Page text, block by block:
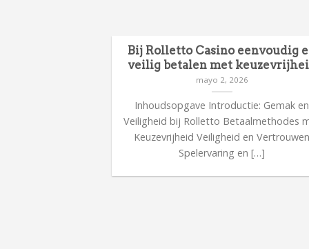
Bij Rolletto Casino eenvoudig
veilig betalen met
mayo 2, 2026
Inhoudsopgave Introductie: Gemak en
Veiligheid bij Rolletto Betaalmethodes
Keuzevrijheid Veiligheid en
Spelervaring en […]